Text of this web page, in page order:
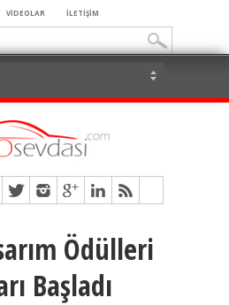
VİDEOLAR İLETİŞİM
Ödülleri
Başladı